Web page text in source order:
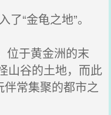
“金龟之地”。
位于黄金洲的末
山谷的土地，而此
伴常集聚的都市之